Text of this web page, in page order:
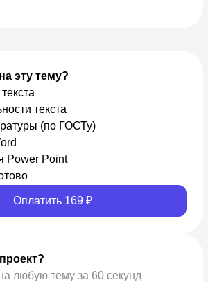
эту тему?
текста
(по ГОСТу)
Power Point
Оплатить 169 ₽
любую тему за 60 секунд